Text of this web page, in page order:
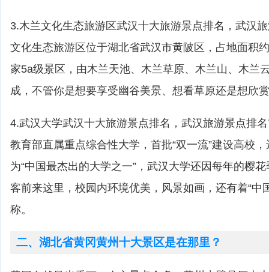
3.木兰文化生态旅游区武汉十大旅游景点排名，武汉
文化生态旅游区位于湖北省武汉市黄陂区，占地面积
家5a级景区，由木兰天池、木兰草原、木兰山、木兰
成，不管你是想要享受幽谷美景、想看草原还是想欣
4.武汉大学武汉十大旅游景点排名，武汉旅游景点排
教育部直属重点综合性大学，首批“双一流”建设高校
为“中国最杰出的大学之一”，武汉大学还因每年的樱
客前来这里，校园内环境优美，风景如画，还有着“中
称。
二、湖北省黄冈黄州十大景区是在那里？